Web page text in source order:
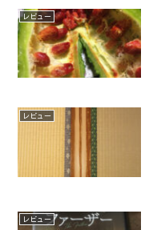
レビュー
レビュー
レビュー